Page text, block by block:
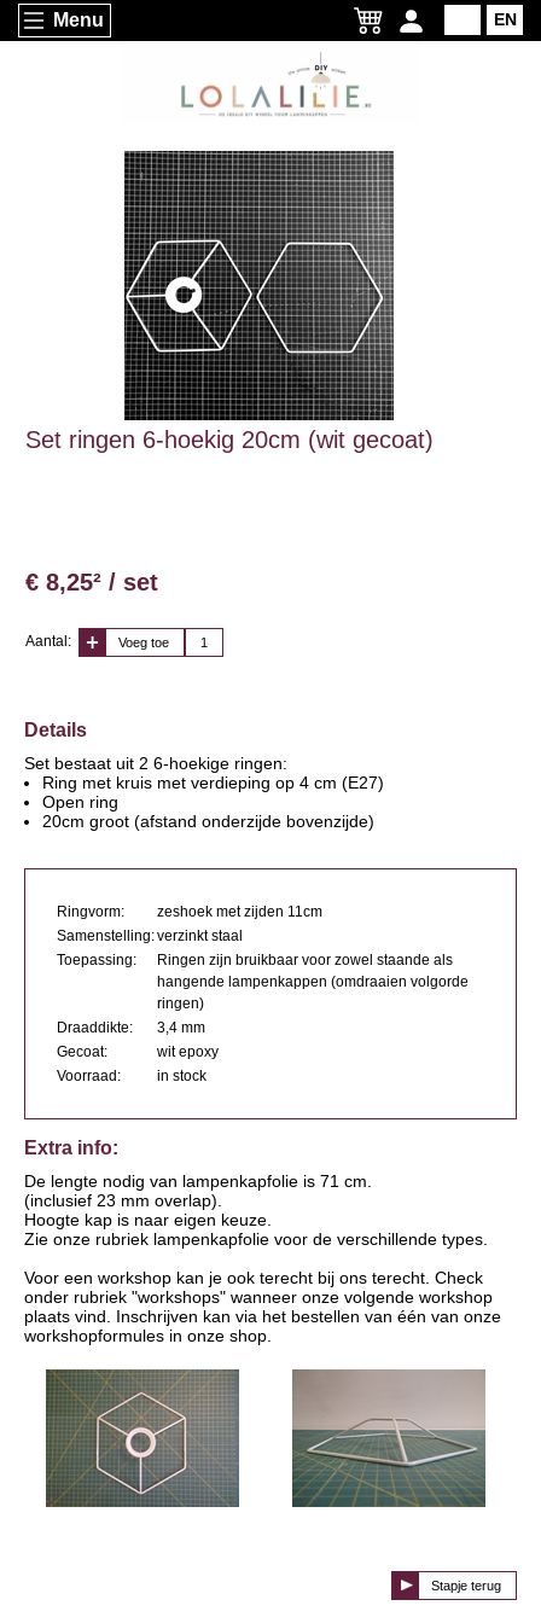
Menu EN
Set ringen 6-hoekig 20cm (wit gecoat)
€ 8,25² / set
Aantal: Voeg toe
Details
Set bestaat uit 2 6-hoekige ringen:
Ring met kruis met verdieping op 4 cm (E27)
Open ring
20cm groot (afstand onderzijde bovenzijde)
Ringvorm:
zeshoek met zijden 11cm
Samenstelling:verzinkt staal
Toepassing:
Ringen zijn bruikbaar voor zowel staande als
hangende lampenkappen (omdraaien volgorde
ringen)
Draaddikte:
3,4 mm
Gecoat:
wit epoxy
Voorraad:
in stock
Extra info:
De lengte nodig van lampenkapfolie is 71 cm.
(inclusief 23 mm overlap).
Hoogte kap is naar eigen keuze.
Zie onze rubriek lampenkapfolie voor de verschillende types.
Voor een workshop kan je ook terecht bij ons terecht. Check
onder rubriek "workshops" wanneer onze volgende workshop
plaats vind. Inschrijven kan via het bestellen van één van onze
workshopformules in onze shop.
Stapje terug